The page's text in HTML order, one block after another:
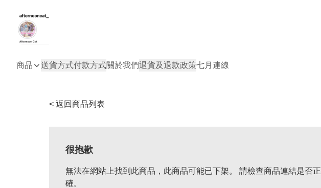
商品 送貨方式付款方式關於我們退貨及退款政策七月連線
< 返回商品列表
很抱歉
無法在網站上找到此商品，此商品可能已下架。 請檢查商品連結是否正
確。